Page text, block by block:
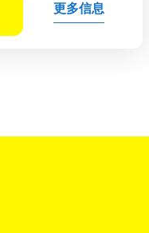
更多信息